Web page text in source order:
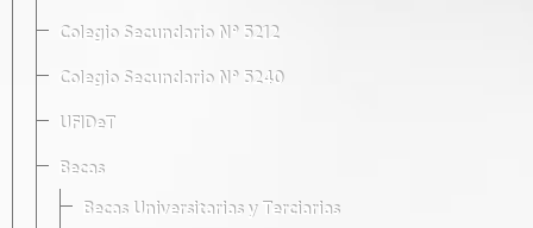
Colegio Secundario Nº 5212
Colegio Secundario Nº 5240
UFIDeT
Becas
Becas Universitarias y Terciarias